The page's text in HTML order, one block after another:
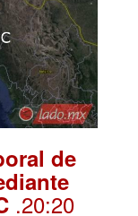
de
.20:20